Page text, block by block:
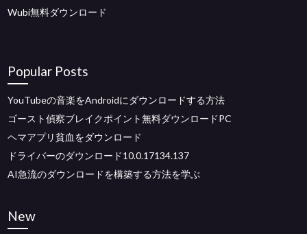
Wubi無料ダウンロード
Popular Posts
YouTubeの音楽をAndroidにダウンロードする方法
ゴースト偵察ブレイクポイント無料ダウンロードPC
ヘマアプリ貧血をダウンロード
ドライバーのダウンロード10.0.17134.137
AI急流のダウンロードを構築する方法を学ぶ
New